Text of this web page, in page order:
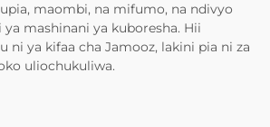
maombi, na mifumo, na ndivyo
mashinani ya kuboresha. Hii
ni ya kifaa cha Jamooz, lakini pia ni za
uliochukuliwa.